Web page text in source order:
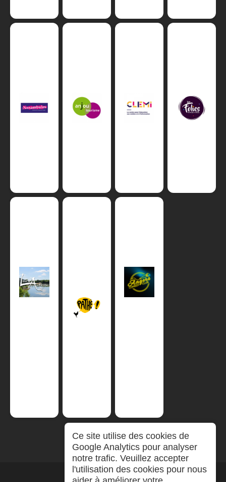
Ce site utilise des cookies de
Google Analytics pour analyser
notre trafic. Veuillez accepter
l'utilisation des cookies pour nous